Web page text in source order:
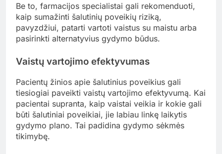
Be to, farmacijos specialistai gali rekomenduoti,
kaip sumažinti šalutinių poveikių riziką,
pavyzdžiui, patarti vartoti vaistus su maistu arba
pasirinkti alternatyvius gydymo būdus.
Vaistų vartojimo efektyvumas
Pacientų žinios apie šalutinius poveikius gali
tiesiogiai paveikti vaistų vartojimo efektyvumą. Kai
pacientai supranta, kaip vaistai veikia ir kokie gali
būti šalutiniai poveikiai, jie labiau linkę laikytis
gydymo plano. Tai padidina gydymo sėkmės
tikimybę.